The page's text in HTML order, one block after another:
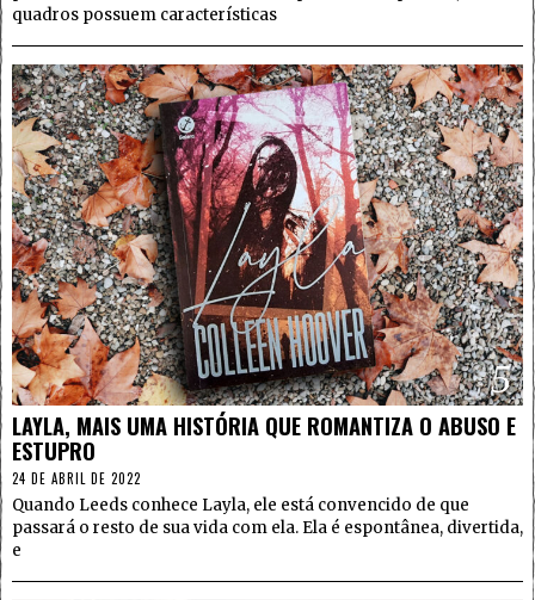
quadros possuem características
5
LAYLA, MAIS UMA HISTÓRIA QUE ROMANTIZA O ABUSO E
ESTUPRO
24 DE ABRIL DE 2022
Quando Leeds conhece Layla, ele está convencido de que
passará o resto de sua vida com ela. Ela é espontânea, divertida,
e